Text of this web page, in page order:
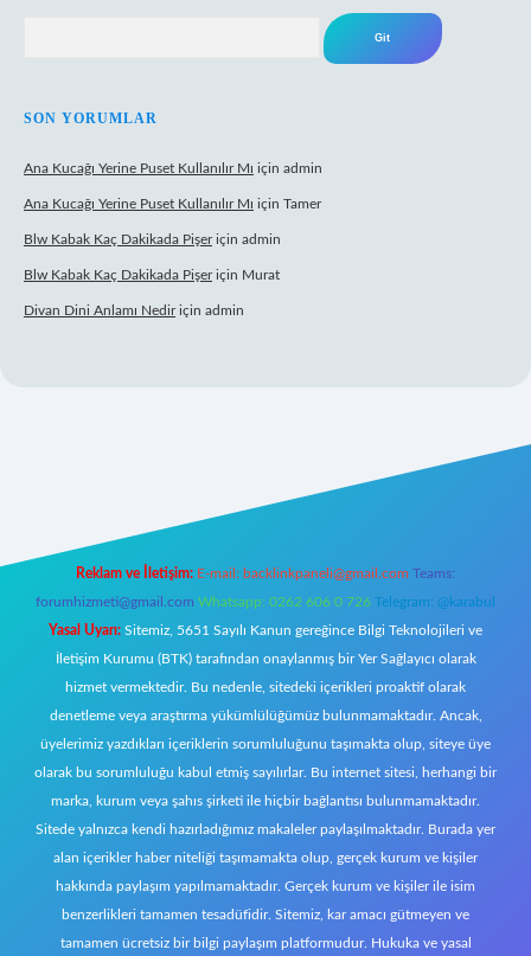
SON YORUMLAR
Ana Kucağı Yerine Puset Kullanılır Mı için admin
Ana Kucağı Yerine Puset Kullanılır Mı için Tamer
Blw Kabak Kaç Dakikada Pişeriçin admin
Blw Kabak Kaç Dakikada Pişeriçin Murat
Divan Dini Anlamı Nediriçin admin
Reklam ve İletişim: E-mail: backlinkpaneli@gmail.com Teams:
forumhizmeti@gmail.com Whatsapp: 0262 606 0 726 Telegram: @karabul
Yasal Uyarı: Sitemiz, 5651 Sayılı Kanun gereğince Bilgi Teknolojileri ve
İletişim Kurumu (BTK) tarafından onaylanmış bir Yer Sağlayıcı olarak
hizmet vermektedir. Bu nedenle, sitedeki içerikleri proaktif olarak
denetleme veya araştırma yükümlülüğümüz bulunmamaktadır. Ancak,
üyelerimiz yazdıkları içeriklerin sorumluluğunu taşımakta olup, siteye üye
olarak bu sorumluluğu kabul etmiş sayılırlar. Bu internet sitesi, herhangi bir
marka, kurum veya şahıs şirketi ile hiçbir bağlantısı bulunmamaktadır.
Sitede yalnızca kendi hazırladığımız makaleler paylaşılmaktadır. Burada yer
alan içerikler haber niteliği taşımamakta olup, gerçek kurum ve kişiler
hakkında paylaşım yapılmamaktadır. Gerçek kurum ve kişiler ile isim
benzerlikleri tamamen tesadüfidir. Sitemiz, kar amacı gütmeyen ve
tamamen ücretsiz bir bilgi paylaşım platformudur. Hukuka ve yasal